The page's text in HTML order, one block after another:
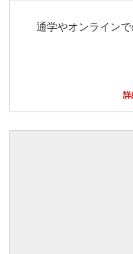
通学やオンライン